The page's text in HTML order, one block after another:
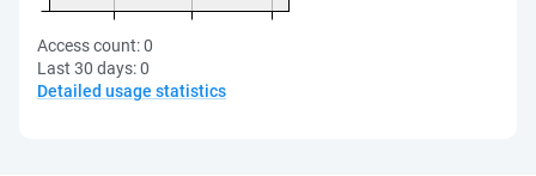
Access count:0
Last 30 days:0
Detailed usage statistics